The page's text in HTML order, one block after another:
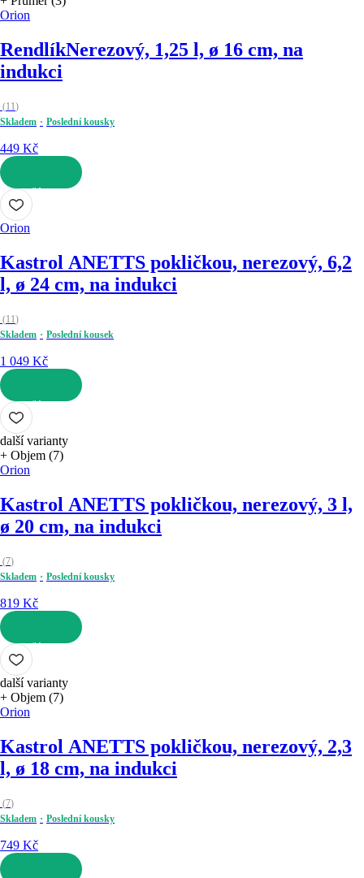
Orion
RendlíkNerezový, 1,25 l, ø 16 cm, na
indukci
(11)
Skladem
Poslední kousky
449 Kč
DO KOŠÍKU
Orion
Kastrol ANETTS pokličkou, nerezový, 6,2
l, ø 24 cm, na indukci
(11)
Skladem
Poslední kousek
1 049 Kč
DO KOŠÍKU
další varianty
+ Objem (7)
Orion
Kastrol ANETTS pokličkou, nerezový, 3 l,
ø 20 cm, na indukci
(7)
Skladem
Poslední kousky
819 Kč
DO KOŠÍKU
další varianty
+ Objem (7)
Orion
Kastrol ANETTS pokličkou, nerezový, 2,3
l, ø 18 cm, na indukci
(7)
Skladem
Poslední kousky
749 Kč